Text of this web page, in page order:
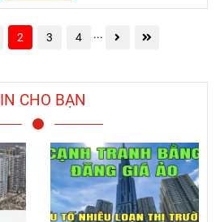
2 3 4 ...
CHO BẠN